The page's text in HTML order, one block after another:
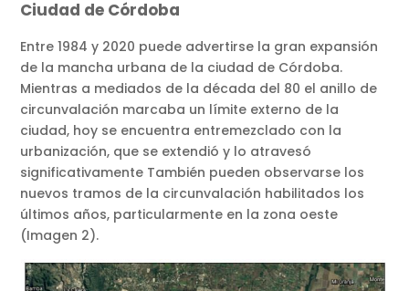
Ciudad de Córdoba
Entre 1984 y 2020 puede advertirse la gran expansión
de la mancha urbana de la ciudad de Córdoba.
Mientras a mediados de la década del 80 el anillo de
circunvalación marcaba un límite externo de la
ciudad, hoy se encuentra entremezclado con la
urbanización, que se extendió y lo atravesó
significativamente También pueden observarse los
nuevos tramos de la circunvalación habilitados los
últimos años, particularmente en la zona oeste
(Imagen 2).